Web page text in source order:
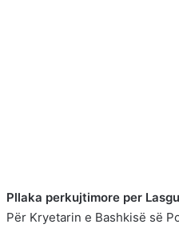
Pllaka perkujtimore per
Për Kryetarin e Bashkisë së